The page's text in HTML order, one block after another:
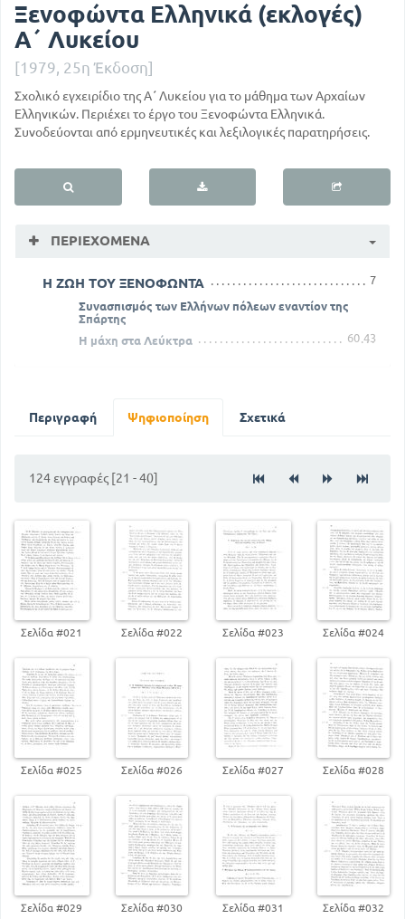
Ξενοφώντα Ελληνικά (εκλογές)
Α΄ Λυκείου
[1979, 25η Έκδοση]
Σχολικό εγχειρίδιο της Α΄ Λυκείου για το μάθημα των Αρχαίων
Ελληνικών. Περιέχει το έργο του Ξενοφώντα Ελληνικά.
Συνοδεύονται από ερμηνευτικές και λεξιλογικές παρατηρήσεις.
ΠΕΡΙΕΧΌΜΕΝΑ
Η ΖΩΗ ΤΟΥ ΞΕΝΟΦΩΝΤΑ 7
Συνασπισμός των Ελλήνων πόλεων εναντίον της
Σπάρτης
43
Η μάχη στα Λεύκτρα 60
Περιγραφή Ψηφιοποίηση Σχετικά
124 εγγραφές [21 - 40]
Σελίδα #021 Σελίδα #022 Σελίδα #023 Σελίδα #024
Σελίδα #025 Σελίδα #026 Σελίδα #027 Σελίδα #028
Σελίδα #029 Σελίδα #030 Σελίδα #031 Σελίδα #032